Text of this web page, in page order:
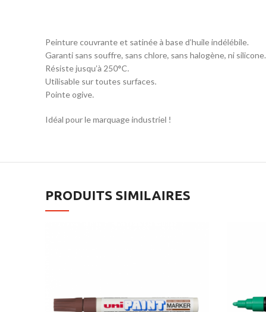
Peinture couvrante et satinée à base d’huile indélébile.
Garanti sans souffre, sans chlore, sans halogène, ni silicone.
Résiste jusqu’à 250°C.
Utilisable sur toutes surfaces.
Pointe ogive.
Idéal pour le marquage industriel !
PRODUITS SIMILAIRES